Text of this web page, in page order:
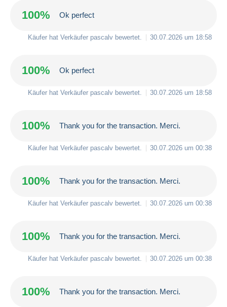
100% Ok perfect
Käufer hat Verkäufer pascalv bewertet. 30.07.2026 um 18:58
100% Ok perfect
Käufer hat Verkäufer pascalv bewertet. 30.07.2026 um 18:58
100% Thank you for the transaction. Merci.
Käufer hat Verkäufer pascalv bewertet. 30.07.2026 um 00:38
100% Thank you for the transaction. Merci.
Käufer hat Verkäufer pascalv bewertet. 30.07.2026 um 00:38
100% Thank you for the transaction. Merci.
Käufer hat Verkäufer pascalv bewertet. 30.07.2026 um 00:38
100% Thank you for the transaction. Merci.